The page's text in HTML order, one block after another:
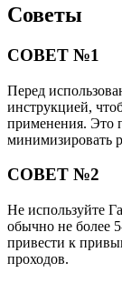
Советы
СОВЕТ №1
Перед
инструкцией,
применения. Это
минимизировать
СОВЕТ №2
Не используйте
обычно не более
привести к
проходов.